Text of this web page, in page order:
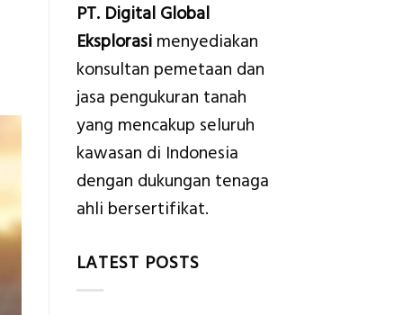
PT. Digital Global
Eksplorasimenyediakan
konsultan pemetaan dan
jasa pengukuran tanah
yang mencakup seluruh
kawasan di Indonesia
dengan dukungan tenaga
ahli bersertifikat.
LATEST POSTS